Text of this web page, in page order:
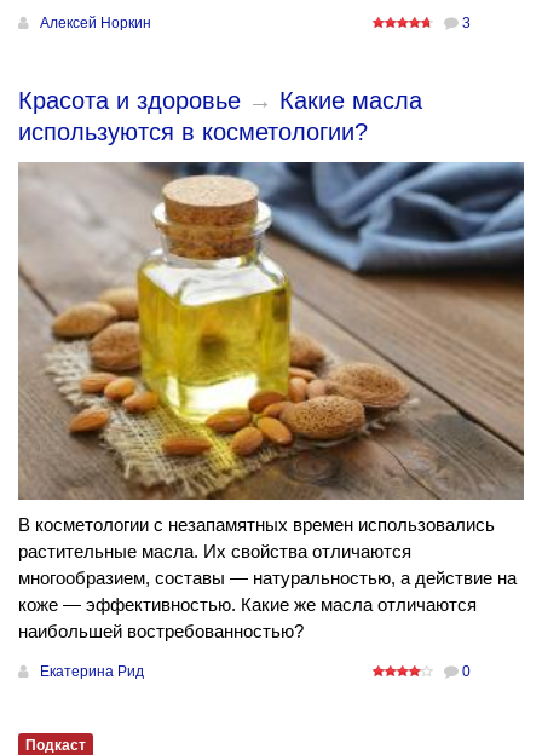
Алексей Норкин 3
Красота и здоровье → ​Какие масла
используются в косметологии?
В косметологии с незапамятных времен использовались
растительные масла. Их свойства отличаются
многообразием, составы — натуральностью, а действие на
коже — эффективностью. Какие же масла отличаются
наибольшей востребованностью?
Екатерина Рид 0
Подкаст